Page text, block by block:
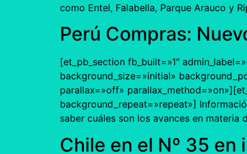
como Entel, Falabella, Parque Arauco y
Perú Compras:
[et_pb_section fb_built=»1″
background_size=»initial»
parallax=»off»
background_repeat=»repeat»]
saber cuáles son los avances en
Chile en el Nº 35